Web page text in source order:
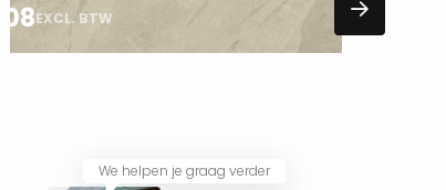
EXCL. BTW
We helpen je graag verder